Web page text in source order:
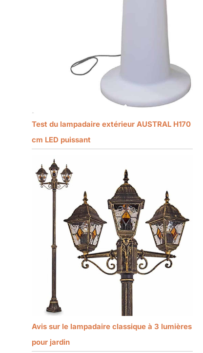
Test du lampadaire extérieur AUSTRAL H170
cm LED puissant
Avis sur le lampadaire classique à 3 lumières
pour jardin